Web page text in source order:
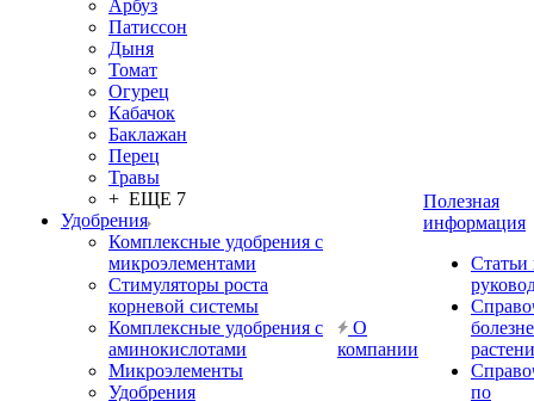
Арбуз
Патиссон
Дыня
Томат
Огурец
Кабачок
Баклажан
Перец
Травы
+ ЕЩЕ 7
Удобрения
Комплексные удобрения с
микроэлементами
Стимуляторы роста
корневой системы
Комплексные удобрения с
аминокислотами
Микроэлементы
Удобрения
О
компании
Полезная
информация
Статьи
по